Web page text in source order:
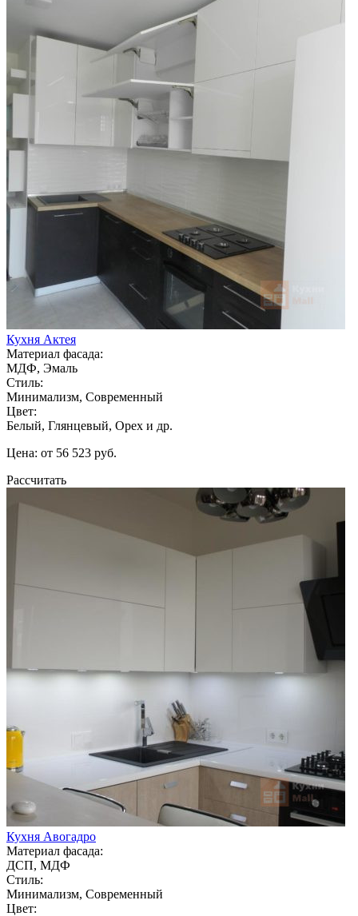
Кухня Актея
Материал фасада:
МДФ, Эмаль
Стиль:
Минимализм, Современный
Цвет:
Белый, Глянцевый, Орех и др.
Цена: от 56 523 руб.
Рассчитать
Кухня Авогадро
Материал фасада:
ДСП, МДФ
Стиль:
Минимализм, Современный
Цвет: